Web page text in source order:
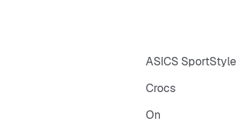
ASICS SportStyle
Crocs
On